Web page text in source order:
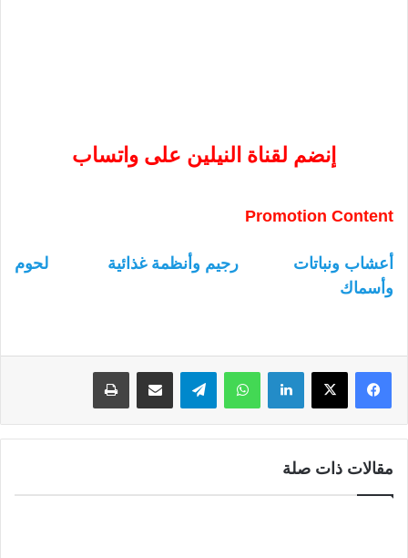
إنضم لقناة النيلين على واتساب
Promotion Content
أعشاب ونباتات رجيم وأنظمة غذائية
لحوم
وأسماك
لينكدإن واتساب
مقالات ذات صلة